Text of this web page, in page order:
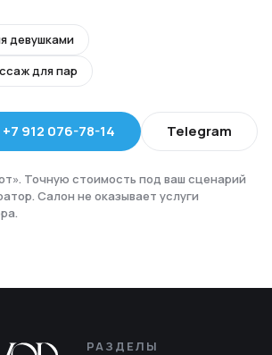
девушками
для пар
+7 912 076-78-14 Telegram
Точную стоимость под ваш сценарий
Салон не оказывает услуги
РАЗДЕЛЫ